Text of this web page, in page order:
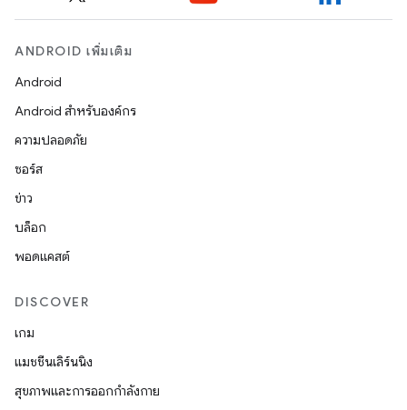
ANDROID เพิ่มเติม
Android
Android สำหรับองค์กร
ความปลอดภัย
ซอร์ส
ข่าว
บล็อก
พอดแคสต์
DISCOVER
เกม
แมชชีนเลิร์นนิง
สุขภาพและการออกกำลังกาย